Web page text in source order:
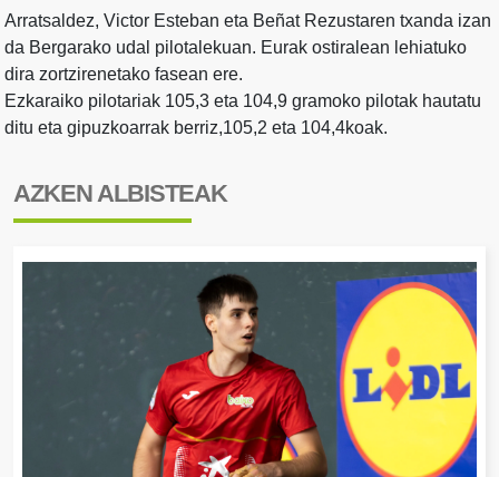
Arratsaldez, Victor Esteban eta Beñat Rezustaren txanda izan
da Bergarako udal pilotalekuan. Eurak ostiralean lehiatuko
dira zortzirenetako fasean ere.
Ezkaraiko pilotariak 105,3 eta 104,9 gramoko pilotak hautatu
ditu eta gipuzkoarrak berriz,105,2 eta 104,4koak.
AZKEN ALBISTEAK